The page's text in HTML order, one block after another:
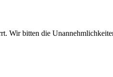
Wir bitten die